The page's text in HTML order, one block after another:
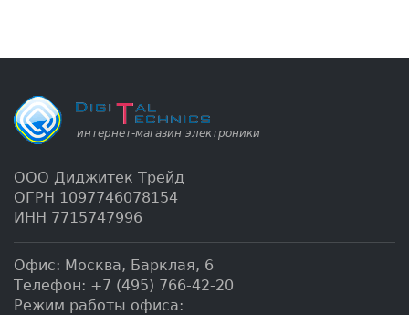
ООО Диджитек Трейд
ОГРН 1097746078154
ИНН 7715747996
Офис: Москва, Барклая, 6
Телефон: +7 (495) 766-42-20
Режим работы офиса: